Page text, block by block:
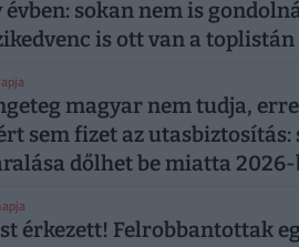
évben: sokan nem is
is ott van a toplistán
magyar nem tudja,
sem fizet az utasbiztosítás:
dőlhet be miatta 2026-
érkezett! Felrobbantottak